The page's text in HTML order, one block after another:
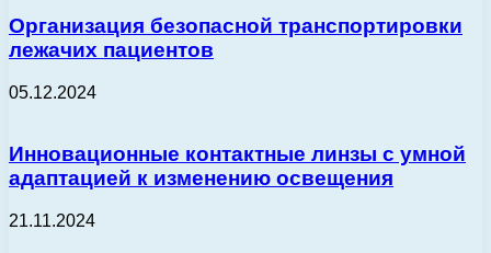
Организация безопасной транспортировки
лежачих пациентов
05.12.2024
Инновационные контактные линзы с умной
адаптацией к изменению освещения
21.11.2024